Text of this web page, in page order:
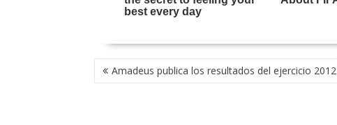
NAVEGACIÓN
DE Amadeus publica los resultados del ejercicio 2012